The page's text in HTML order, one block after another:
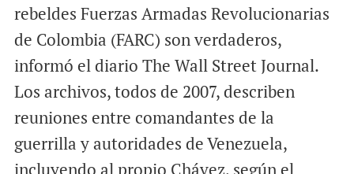
rebeldes Fuerzas Armadas Revolucionarias
de Colombia (FARC) son verdaderos,
informó el diario The Wall Street Journal.
Los archivos, todos de 2007, describen
reuniones entre comandantes de la
guerrilla y autoridades de Venezuela,
incluyendo al propio Chávez, según el